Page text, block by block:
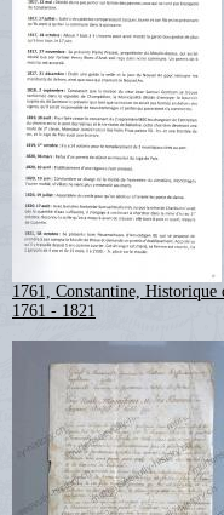
1761, Constantine, Historique
1761 - 1821